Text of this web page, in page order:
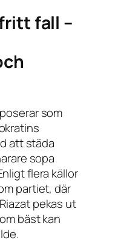
fall –
som
att städa
sopa
flera källor
partiet, där
pekas ut
bäst kan